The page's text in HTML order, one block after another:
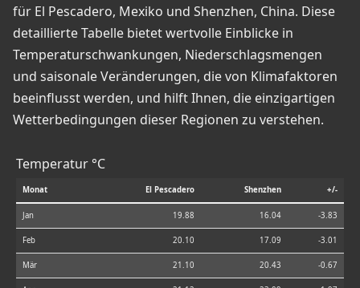
für El Pescadero, Mexiko und Shenzhen, China. Diese
detaillierte Tabelle bietet wertvolle Einblicke in
Temperaturschwankungen, Niederschlagsmengen
und saisonale Veränderungen, die von Klimafaktoren
beeinflusst werden, und hilft Ihnen, die einzigartigen
Wetterbedingungen dieser Regionen zu verstehen.
Temperatur °C
Monat El Pescadero Shenzhen +/-
Jan 19.88 16.04 -3.83
Feb 20.10 17.09 -3.01
Mär 21.10 20.43 -0.67